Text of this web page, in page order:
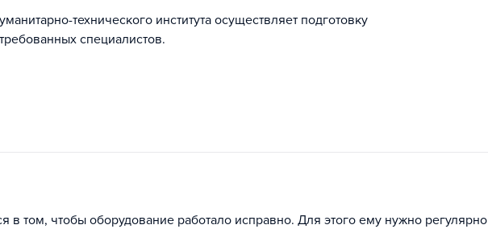
технического института осуществляет подготовку
специалистов.
в том, чтобы оборудование работало исправно. Для этого ему нужно регулярно